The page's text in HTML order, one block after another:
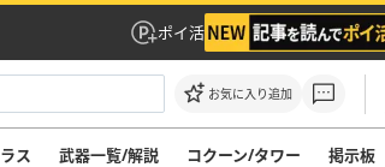
ポイ活
お気に入り追加
ス 武器一覧/解説 コクーン/タワー 掲示板